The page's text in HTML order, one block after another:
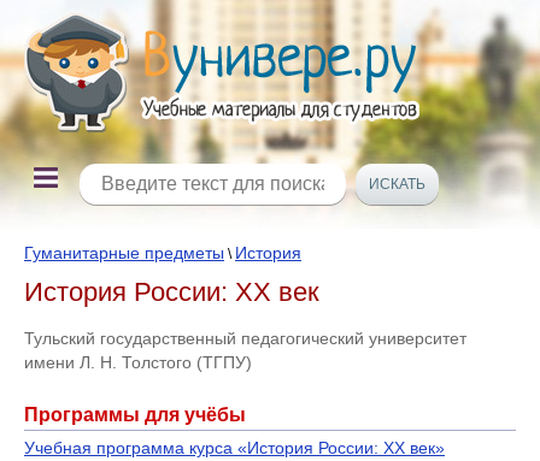
Гуманитарные предметы \ История
История России: ХХ век
Тульский государственный педагогический университет
имени Л. Н. Толстого (ТГПУ)
Программы для учёбы
Учебная программа курса «История России: ХХ век»